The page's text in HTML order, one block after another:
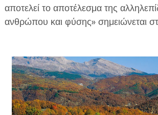
αποτελεί το αποτέλεσμα της
ανθρώπου και φύσης» σημειώνεται